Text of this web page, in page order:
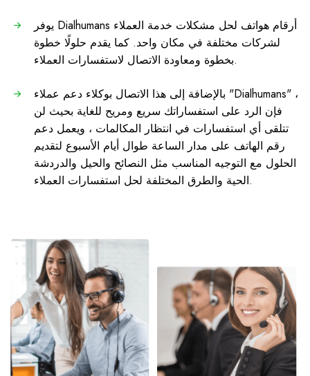
يوفر Dialhumans أرقام هواتف لحل مشكلات خدمة العملاء
لشركات مختلفة في مكان واحد. كما يقدم حلولًا خطوة
بخطوة ومعاودة الاتصال لاستفسارات العملاء.
بالإضافة إلى هذا الاتصال بوكلاء دعم عملاء "Dialhumans" ،
فإن الرد على استفساراتك سريع ومريح للغاية بحيث لن
تتلقى أي استفسارات في انتظار المكالمات ، ويعمل دعم
رقم الهاتف على مدار الساعة طوال أيام الأسبوع لتقديم
الحلول مع التوجيه المناسب مثل النصائح والحيل والدردشة
الحية والطرق المختلفة لحل استفسارات العملاء.